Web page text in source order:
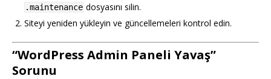
.maintenance dosyasını silin.
Siteyi yeniden yükleyin ve güncellemeleri kontrol edin.
“WordPress Admin Paneli Yavaş”
Sorunu